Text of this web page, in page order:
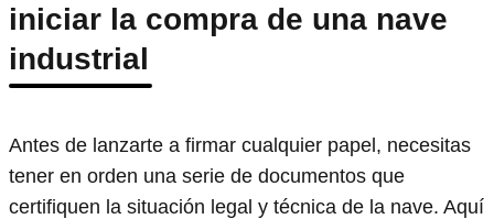
iniciar la compra de una nave
industrial
Antes de lanzarte a firmar cualquier papel, necesitas
tener en orden una serie de documentos que
certifiquen la situación legal y técnica de la nave. Aquí